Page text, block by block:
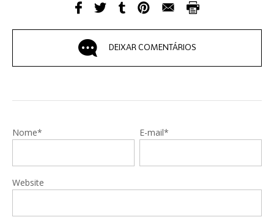
DEIXAR COMENTÁRIOS
Nome* E-mail*
Website